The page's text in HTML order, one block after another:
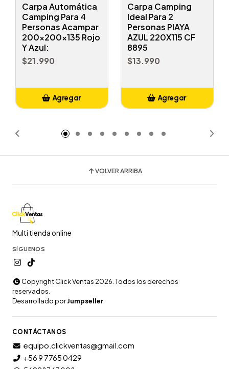
Carpa Automática
Camping Para 4
Personas Acampar
200x200x135 Rojo
Y Azul:
$21.990
Agregar
Carpa Camping
Ideal Para 2
Personas PlAYA
AZUL 220X115 CF
8895
$13.990
Agregar
VOLVER ARRIBA
Multi tienda online
SÍGUENOS
Copyright Click Ventas 2026. Todos los derechos
reservados.
Desarrollado porJumpseller
CONTÁCTANOS
equipo.clickventas@gmail.com
+56 9 7765 0429